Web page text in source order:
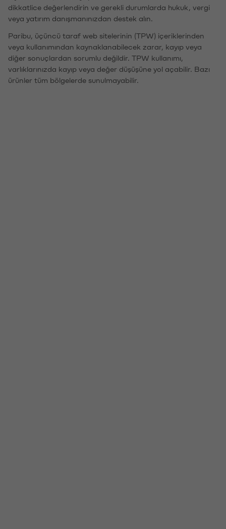
dikkatlice değerlendirin ve gerekli durumlarda hukuk, vergi
veya yatırım danışmanınızdan destek alın.
Paribu, üçüncü taraf web sitelerinin (TPW) içeriklerinden
veya kullanımından kaynaklanabilecek zarar, kayıp veya
diğer sonuçlardan sorumlu değildir. TPW kullanımı,
varlıklarınızda kayıp veya değer düşüşüne yol açabilir. Bazı
ürünler tüm bölgelerde sunulmayabilir.